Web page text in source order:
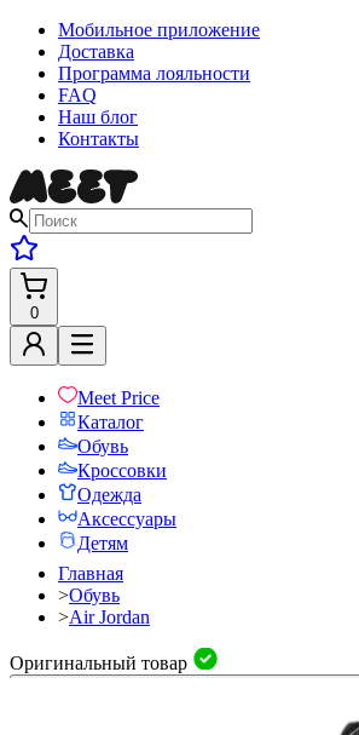
Мобильное приложение
Доставка
Программа лояльности
FAQ
Наш блог
Контакты
0
Meet Price
Каталог
Обувь
Кроссовки
Одежда
Аксессуары
Детям
Главная
>Обувь
>Air Jordan
Оригинальный товар